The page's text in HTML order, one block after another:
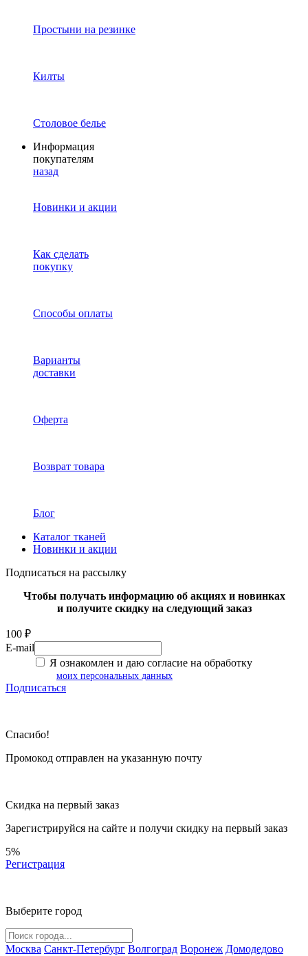
Простыни на резинке
Килты
Столовое белье
Информация
покупателям
назад
Новинки и акции
Как сделать
покупку
Способы оплаты
Варианты
доставки
Оферта
Возврат товара
Блог
Каталог тканей
Новинки и акции
Подписаться на рассылку
Чтобы получать информацию об акциях и новинках
и получите скидку на следующий заказ
100 ₽
E-mail
Я ознакомлен и даю согласие на обработку
моих персональных данных
Подписаться
Спасибо!
Промокод отправлен на указанную почту
Скидка на первый заказ
Зарегистрируйся на сайте и получи скидку на первый заказ
5%
Регистрация
Выберите город
Москва Санкт-Петербург Волгоград Воронеж Домодедово